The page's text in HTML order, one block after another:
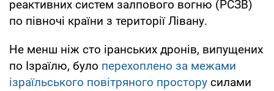
реактивних систем залпового вогню (РСЗВ)
по півночі країни з території Лівану.
Не менш ніж сто іранських дронів, випущених
по Ізраїлю, було перехоплено за межами
ізраїльського повітряного простору силами